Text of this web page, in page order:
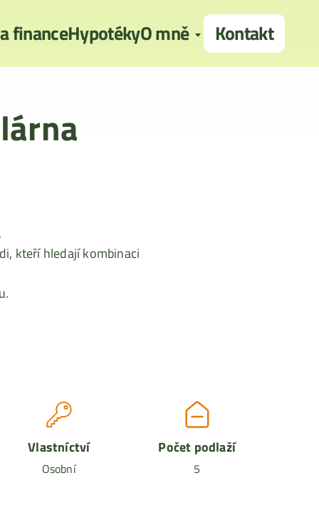
financeHypotékyO mně Kontakt
kteří hledají kombinaci
Vlastníctví
Osobní
Počet podlaží
5